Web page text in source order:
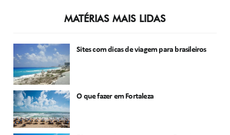
MATÉRIAS MAIS LIDAS
Sites com dicas de viagem para brasileiros
O que fazer em Fortaleza